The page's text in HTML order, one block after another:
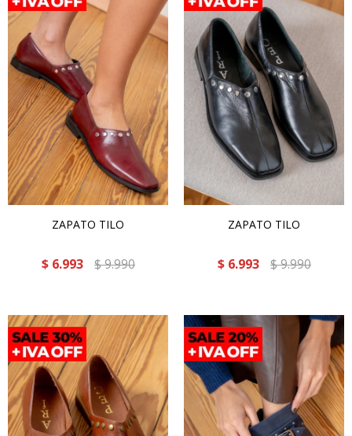
ZAPATO TILO
$ 6.993 $9.990
ZAPATO TILO
$ 6.993 $9.990